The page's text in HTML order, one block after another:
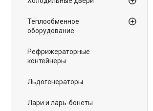
Теплообменное
оборудование
Рефрижераторные
контейнеры
Льдогенераторы
Лари и ларь-бонеты